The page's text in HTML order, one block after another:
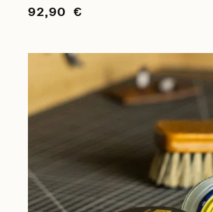
92,90 €